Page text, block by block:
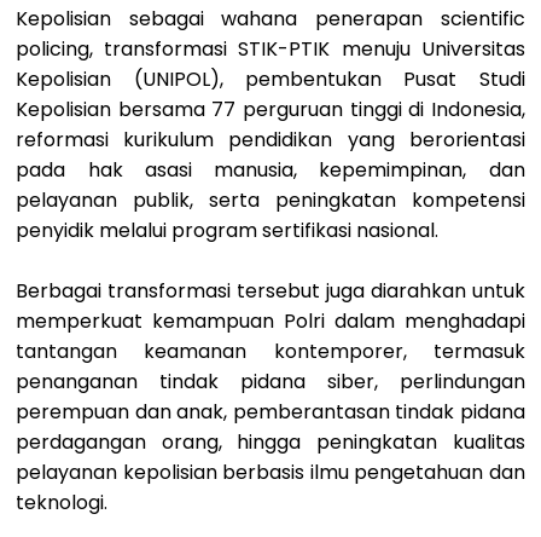
Kepolisian sebagai wahana penerapan scientific
policing, transformasi STIK-PTIK menuju Universitas
Kepolisian (UNIPOL), pembentukan Pusat Studi
Kepolisian bersama 77 perguruan tinggi di Indonesia,
reformasi kurikulum pendidikan yang berorientasi
pada hak asasi manusia, kepemimpinan, dan
pelayanan publik, serta peningkatan kompetensi
penyidik melalui program sertifikasi nasional.
Berbagai transformasi tersebut juga diarahkan untuk
memperkuat kemampuan Polri dalam menghadapi
tantangan keamanan kontemporer, termasuk
penanganan tindak pidana siber, perlindungan
perempuan dan anak, pemberantasan tindak pidana
perdagangan orang, hingga peningkatan kualitas
pelayanan kepolisian berbasis ilmu pengetahuan dan
teknologi.